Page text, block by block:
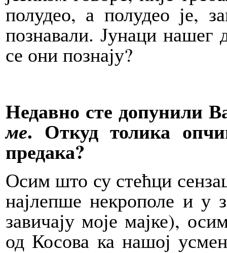
полудео, а полудео је,
познавали. Јунаци
се они познају?
Недавно сте допунили
ме. Откуд толика
предака?
Осим што су стећци
најлепше некрополе и у
завичају моје мајке),
од Косова ка нашој